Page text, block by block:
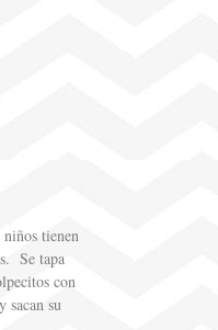
tienen
Se tapa
con
sacan su